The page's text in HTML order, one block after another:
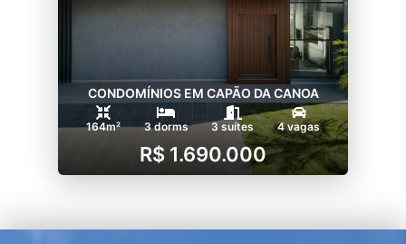
CONDOMÍNIOS EM CAPÃO DA CANOA
164m² 3 dorms 3 suítes 4 vagas
R$ 1.690.000